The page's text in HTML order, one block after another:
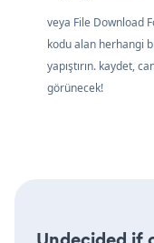
veya File Download
kodu alan herhangi
yapıştırın. kaydet,
görünecek!